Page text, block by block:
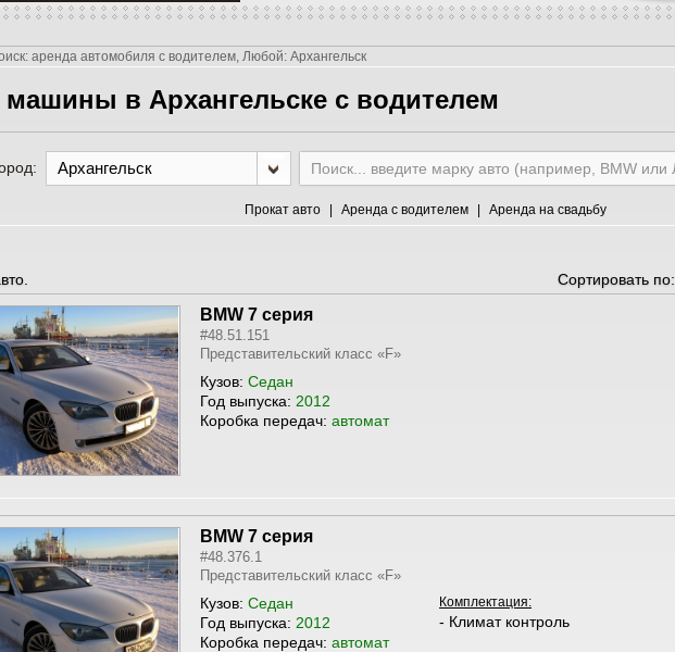
аренда автомобиля с водителем, Любой: Архангельск
в Архангельске c водителем
Архангельск
Прокат авто Аренда с водителем Аренда на свадьбу
Сортировать по:
BMW 7 серия
#48.51.151
Представительский класс «F»
Кузов: Седан
Год выпуска: 2012
Коробка передач: автомат
BMW 7 серия
#48.376.1
Представительский класс «F»
Кузов: Седан
Год выпуска: 2012
Коробка передач: автомат
Комплектация:
- Климат контроль